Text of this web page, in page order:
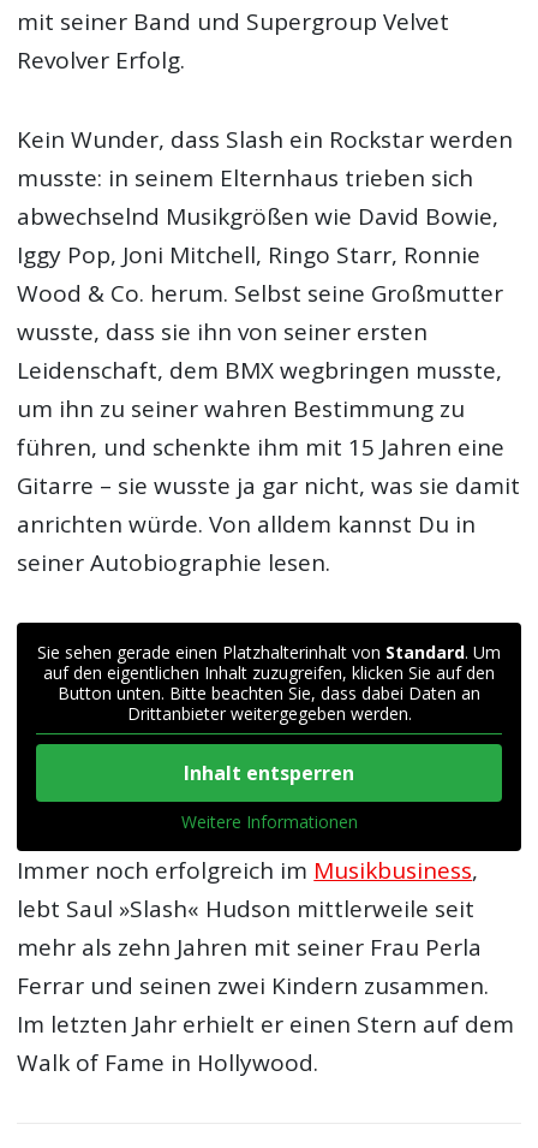
mit seiner Band und Supergroup Velvet
Revolver Erfolg.
Kein Wunder, dass Slash ein Rockstar werden
musste: in seinem Elternhaus trieben sich
abwechselnd Musikgrößen wie David Bowie,
Iggy Pop, Joni Mitchell, Ringo Starr, Ronnie
Wood & Co. herum. Selbst seine Großmutter
wusste, dass sie ihn von seiner ersten
Leidenschaft, dem BMX wegbringen musste,
um ihn zu seiner wahren Bestimmung zu
führen, und schenkte ihm mit 15 Jahren eine
Gitarre – sie wusste ja gar nicht, was sie damit
anrichten würde. Von alldem kannst Du in
seiner Autobiographie lesen.
Sie sehen gerade einen Platzhalterinhalt von Standard. Um
auf den eigentlichen Inhalt zuzugreifen, klicken Sie auf den
Button unten. Bitte beachten Sie, dass dabei Daten an
Drittanbieter weitergegeben werden.
Inhalt entsperren
Weitere Informationen
Immer noch erfolgreich im Musikbusiness,
lebt Saul »Slash« Hudson mittlerweile seit
mehr als zehn Jahren mit seiner Frau Perla
Ferrar und seinen zwei Kindern zusammen.
Im letzten Jahr erhielt er einen Stern auf dem
Walk of Fame in Hollywood.